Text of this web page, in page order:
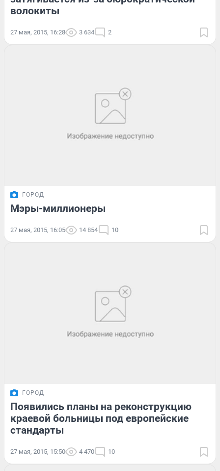
волокиты
27 мая, 2015, 16:28 3 634 2
ГОРОД
Мэры-миллионеры
27 мая, 2015, 16:05 14 854 10
ГОРОД
Появились планы на реконструкцию
краевой больницы под европейские
стандарты
27 мая, 2015, 15:50 4 470 10